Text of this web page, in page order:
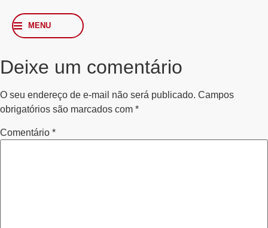
MENU
Deixe um comentário
O seu endereço de e-mail não será publicado. Campos
obrigatórios são marcados com *
Comentário *